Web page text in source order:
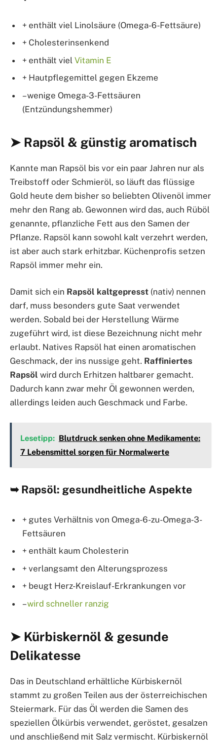
+ enthält viel Linolsäure (Omega-6-Fettsäure)
+ Cholesterinsenkend
+ enthält viel Vitamin E
+ Hautpflegemittel gegen Ekzeme
– wenige Omega-3-Fettsäuren
(Entzündungshemmer)
➤ Rapsöl & günstig aromatisch
Kannte man Rapsöl bis vor ein paar Jahren nur als
Treibstoff oder Schmieröl, so läuft das flüssige
Gold heute dem bisher so beliebten Olivenöl immer
mehr den Rang ab. Gewonnen wird das, auch Rüböl
genannte, pflanzliche Fett aus den Samen der
Pflanze. Rapsöl kann sowohl kalt verzehrt werden,
ist aber auch stark erhitzbar. Küchenprofis setzen
Rapsöl immer mehr ein.
Damit sich ein Rapsöl kaltgepresst (nativ) nennen
darf, muss besonders gute Saat verwendet
werden. Sobald bei der Herstellung Wärme
zugeführt wird, ist diese Bezeichnung nicht mehr
erlaubt. Natives Rapsöl hat einen aromatischen
Geschmack, der ins nussige geht. Raffiniertes
Rapsöl wird durch Erhitzen haltbarer gemacht.
Dadurch kann zwar mehr Öl gewonnen werden,
allerdings leiden auch Geschmack und Farbe.
Lesetipp: Blutdruck senken ohne Medikamente:
7 Lebensmittel sorgen für Normalwerte
➥ Rapsöl: gesundheitliche Aspekte
+ gutes Verhältnis von Omega-6-zu-Omega-3-
Fettsäuren
+ enthält kaum Cholesterin
+ verlangsamt den Alterungsprozess
+ beugt Herz-Kreislauf-Erkrankungen vor
–wird schneller ranzig
➤ Kürbiskernöl & gesunde
Delikatesse
Das in Deutschland erhältliche Kürbiskernöl
stammt zu großen Teilen aus der österreichischen
Steiermark. Für das Öl werden die Samen des
speziellen Ölkürbis verwendet, geröstet, gesalzen
und anschließend mit Salz vermischt. Kürbiskernöl